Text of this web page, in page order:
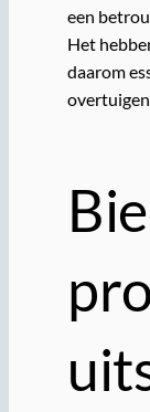
een
Het
daarom